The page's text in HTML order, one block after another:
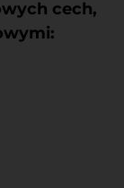
cech,